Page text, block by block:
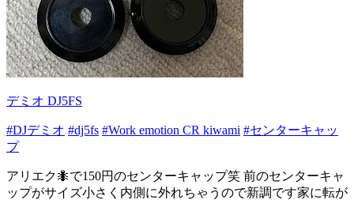
デミオ DJ5FS
#DJデミオ #dj5fs #Work emotion CR kiwami #センターキャッ
プ
アリエク🐜で150円のセンターキャップ笑 前のセンターキャ
ップがサイズ小さく内側に外れちゃうので新調です家に転が